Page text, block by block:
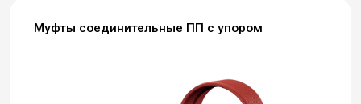
Муфты соединительные ПП с упором